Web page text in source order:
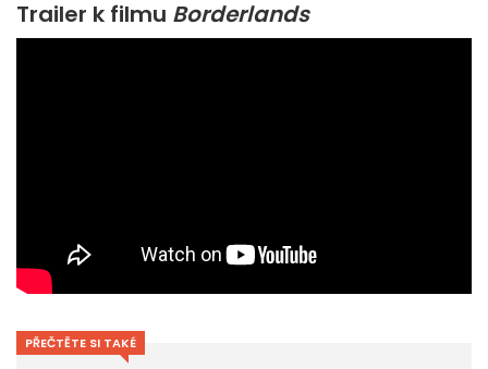
Trailer k filmu Borderlands
PŘEČTĚTE SI TAKÉ